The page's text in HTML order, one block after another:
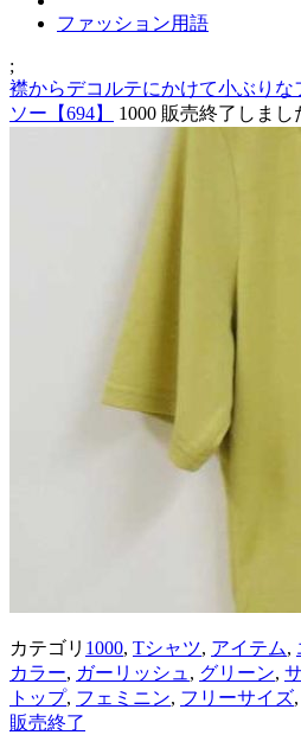
ファッション用語
;
襟からデコルテにかけて小ぶりな
ソー【694】
1000 販売終了しまし
カテゴリ 1000, Tシャツ, アイテム,
カラー, ガーリッシュ, グリーン,
トップ, フェミニン, フリーサイズ,
販売終了